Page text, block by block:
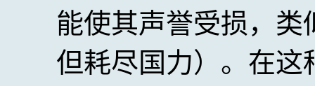
能使其声誉受损，
但耗尽国力）。在